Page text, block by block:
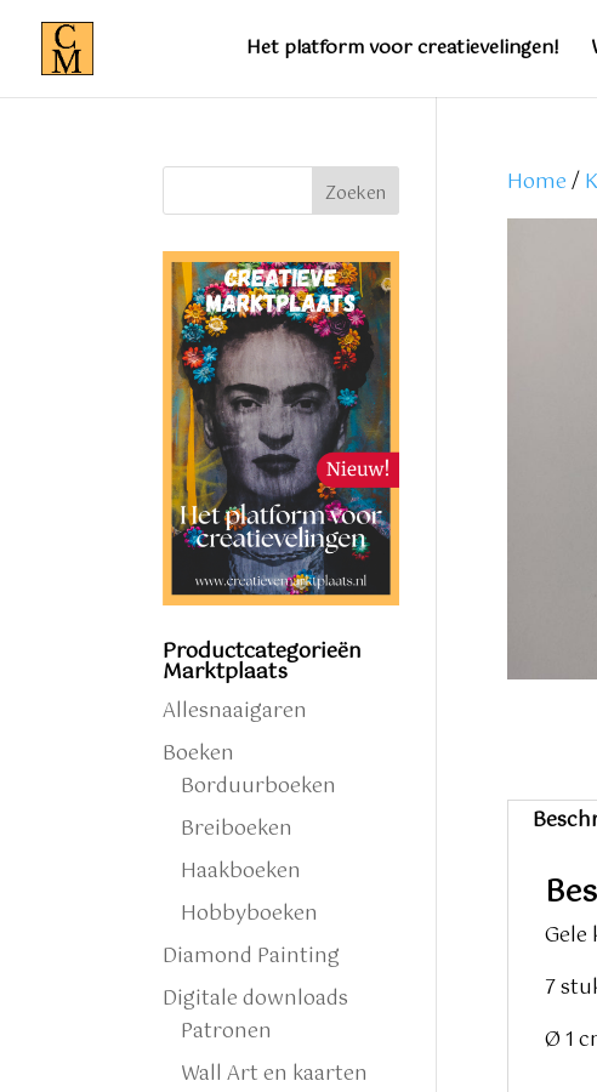
Het platform voor creatievelingen!
Home/
7
Ø 1
Zoeken
Productcategorieën
Marktplaats
Allesnaaigaren
Boeken
Borduurboeken
Breiboeken
Haakboeken
Hobbyboeken
Diamond Painting
Digitale downloads
Patronen
Wall Art en kaarten